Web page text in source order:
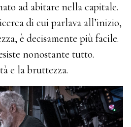
ad abitare nella capitale.
di cui parlava all’inizio,
è decisamente più facile.
nonostante tutto.
e la bruttezza.